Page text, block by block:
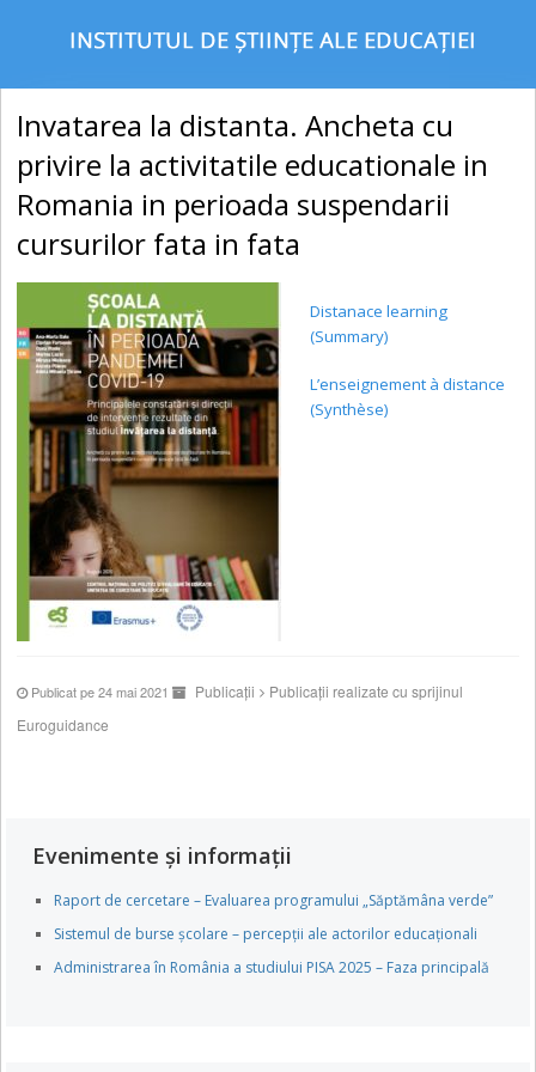
Invatarea la distanta. Ancheta cu
privire la activitatile educationale in
Romania in perioada suspendarii
cursurilor fata in fata
Distanace learning
(Summary)
L’enseignement à distance
(Synthèse)
Publicat pe 24 mai 2021 Publicații
Publicații realizate cu sprijinul
Euroguidance
Evenimente și informații
Raport de cercetare – Evaluarea programului „Săptămâna verde”
Sistemul de burse școlare – percepții ale actorilor educaționali
Administrarea în România a studiului PISA 2025 – Faza principală